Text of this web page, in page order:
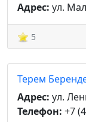
Адрес: ул.
5
Терем
Адрес: ул.
Телефон: +7